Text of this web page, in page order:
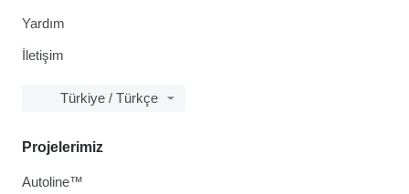
Yardım
İletişim
Türkiye / Türkçe
Projelerimiz
Autoline™